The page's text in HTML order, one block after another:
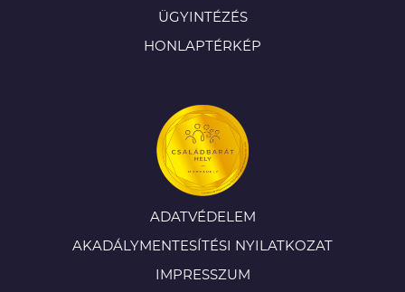
ÜGYINTÉZÉS
HONLAPTÉRKÉP
ADATVÉDELEM
AKADÁLYMENTESÍTÉSI NYILATKOZAT
IMPRESSZUM